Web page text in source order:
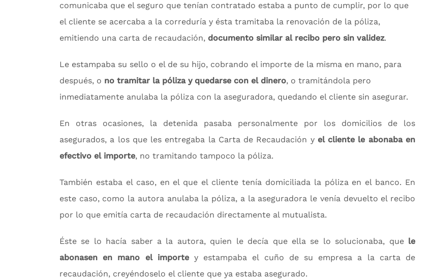
comunicaba que el seguro que tenían contratado estaba a punto de cumplir, por lo que
el cliente se acercaba a la correduría y ésta tramitaba la renovación de la póliza,
emitiendo una carta de recaudación, documento similar al recibo pero sin validez.
Le estampaba su sello o el de su hijo, cobrando el importe de la misma en mano, para
después, o no tramitar la póliza y quedarse con el dinero, o tramitándola pero
inmediatamente anulaba la póliza con la aseguradora, quedando el cliente sin asegurar.
En otras ocasiones, la detenida pasaba personalmente por los domicilios de los
asegurados, a los que les entregaba la Carta de Recaudación yel cliente le abonaba en
efectivo el importe, no tramitando tampoco la póliza.
También estaba el caso, en el que el cliente tenía domiciliada la póliza en el banco. En
este caso, como la autora anulaba la póliza, a la aseguradora le venía devuelto el recibo
por lo que emitía carta de recaudación directamente al mutualista.
Éste se lo hacía saber a la autora, quien le decía que ella se lo solucionaba, quele
abonasen en mano el importey estampaba el cuño de su empresa a la carta de
recaudación, creyéndoselo el cliente que ya estaba asegurado.